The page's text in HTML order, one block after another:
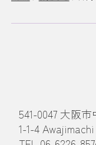
541-0047 大阪
1-1-4